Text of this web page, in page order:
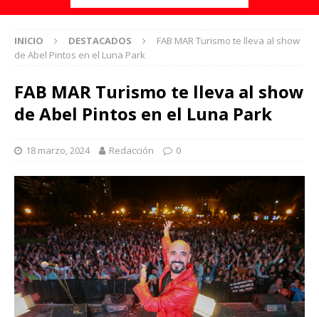
INICIO DESTACADOS
FAB MAR Turismo te lleva al show
de Abel Pintos en el Luna Park
FAB MAR Turismo te lleva al show
de Abel Pintos en el Luna Park
18 marzo, 2024 Redacción 0